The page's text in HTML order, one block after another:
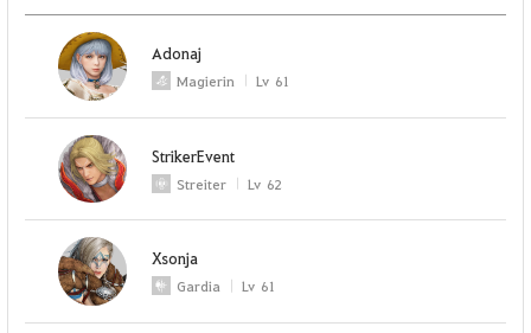
Adonaj
Magierin Lv 61
StrikerEvent
Streiter Lv 62
Xsonja
Gardia Lv 61